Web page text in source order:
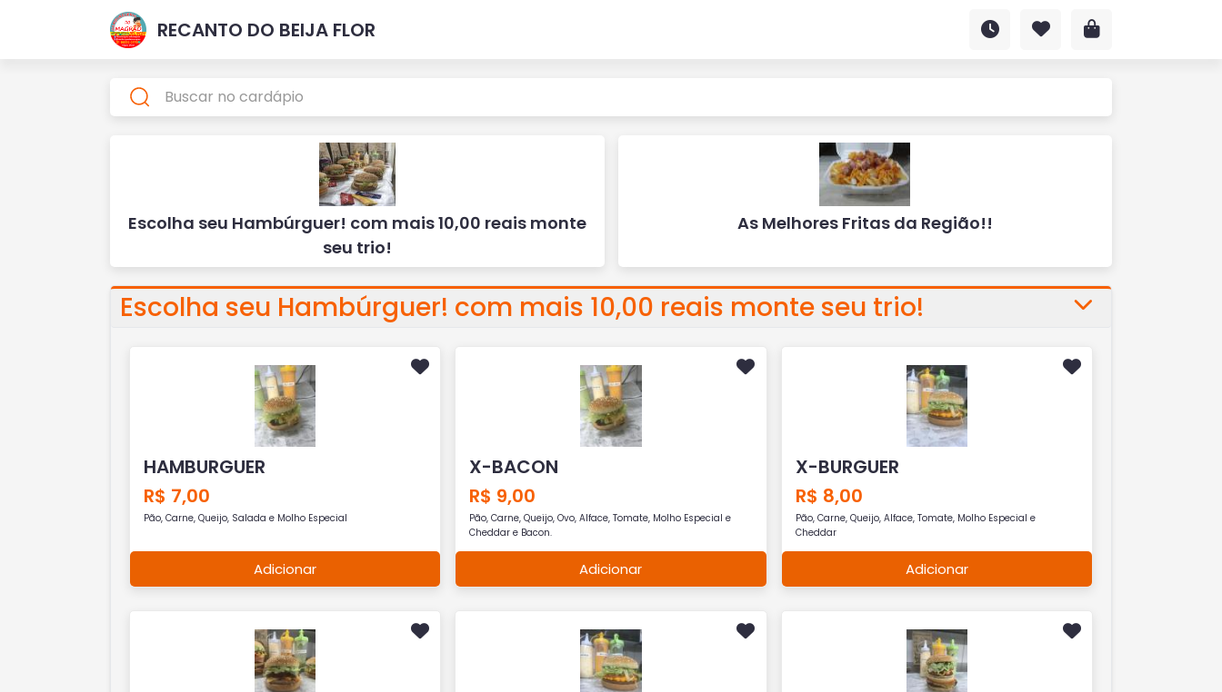
RECANTO DO BEIJA FLOR
Escolha seu Hambúrguer! com mais 10,00 reais monte
seu trio!
As Melhores Fritas da Região!!
Escolha seu Hambúrguer! com mais 10,00 reais monte seu trio!
HAMBURGUER
R$ 7,00
Pão, Carne, Queijo, Salada e Molho Especial
Adicionar
X-BACON
R$ 9,00
Pão, Carne, Queijo, Ovo, Alface, Tomate, Molho Especial e
Cheddar e Bacon.
Adicionar
X-BURGUER
R$ 8,00
Pão, Carne, Queijo, Alface, Tomate, Molho Especial e
Cheddar
Adicionar